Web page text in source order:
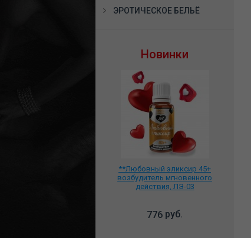
ЭРОТИЧЕСКОЕ БЕЛЬЁ
Новинки
**Любовный эликсир 45+
возбудитель мгновенного
действия, ЛЭ-03
776 руб.